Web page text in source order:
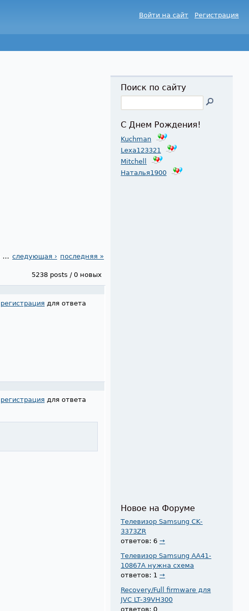
Войти на сайт Регистрация
… следующая › последняя »
5238 posts / 0 новых
регистрация для ответа
регистрация для ответа
Поиск по сайту
С Днем Рождения!
Kuchman
Lexa123321
Mitchell
Наталья1900
Новое на Форуме
Телевизор Samsung CK-
3373ZR
ответов: 6→
Телевизор Samsung AA41-
10867A нужна схема
ответов: 1→
Recovery/Full firmware для
JVC LT-39VH300
ответов: 0